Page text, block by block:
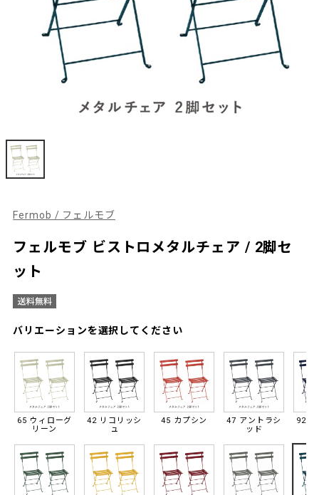
Fermob / フェルモブ
フェルモブ ビストロメタルチェア / 2脚セ
ット
バリエーションを選択してください
65 ウィローグ
リーン
42 リコリッシ
ュ
45 カプシン
47 アントラシ
ッド
92 ア